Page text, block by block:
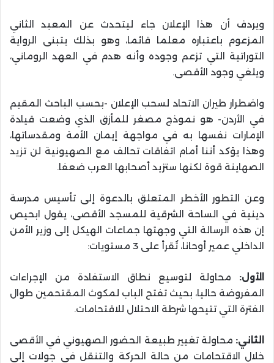
ويردف أن هذا الإعلان جاء ليتحدث عن المعبد الثاني
المزعوم باعتباره معلما قائما، وهو بذلك يتبنى الرواية
التوراتية التي تزعم وجوده وأنه هدم في العهد الروماني،
ويلغي وجود الأقصى.
واضطرار طيران الاتحاد لسحب الإعلان -بحسب الباحث المقيم
في الأردن- هو نموذج مصغر للمأزق الذي وضعت قيادة
الإمارات نفسها به في مواجهة إيمان الأمة ومقدساتها،
وهذا يؤكد أننا أمام اتفاقات تحالف مع الصهيونية لن تزيد
الصهاينة قوة لكنها ستزيد أصحابها العرب ضعفا.
وعن التطور الأخطر المتعلق بالدعوة إلى تأسيس مدرسة
دينية في الساحة الشرقية للمسجد الأقصى، يقول ابحيص
إن هذه الرسالة التي وجهتها جماعات الهيكل إلى وزير الأمن
الداخلي عمير أوحانا، تُقرأ على 3 مستويات:
الأول: محاولة لتوسيع نطاق الاستفادة من الإجراءات
المفروضة حاليا، بحيث تفتح الباب لمكوث المقتحمين طوال
الفترة التي تتيحها شرطة الاحتلال للاقتحامات.
الثاني: محاولة تغيير طبيعة الحضور الصهيوني في الأقصى
خلال الاقتحامات من حالة الحركة والتنقل في جولات إلى